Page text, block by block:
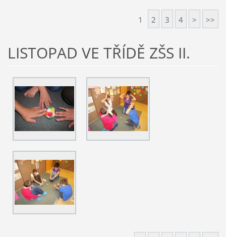
1 2 3 4 > >>
LISTOPAD VE TŘÍDĚ ZŠS II.